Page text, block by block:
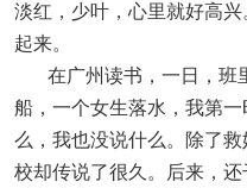
淡红，少叶，心里就好高
起来。
在广州读书，一日，班
船，一个女生落水，我第
么，我也没说什么。除了
校却传说了很久。后来，